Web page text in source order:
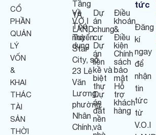
CỔ
PHẦN
QUẢN
LÝ
VỐN
&
KHAI
THÁC
TÀI
SẢN
THỜI
Tầng
1A,
Tòa
nhà
Star
City, số
23 Lê
Văn
Lương,
phường
Nhân
Chính,
Về
V.O.I
LAND
Tuyển
dụng
Dự
án
chung
cư
Dự
án
liền
kề và
biệt
thự
Dự
án
đất
nền
và
Điều
khoản
&
Điều
kiện
Chính
sách
bảo
mật
Hỗ
trợ
khách
hàng
tức
Đăng
kí
ngay
để
nhận
tin
tức
từ
V.O.I